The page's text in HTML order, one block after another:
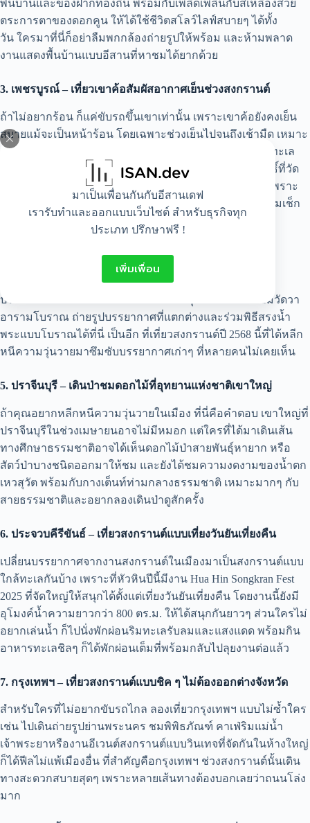
มาเป็นเพื่อนกันกับอีสานเดฟ
เรารับทำและออกแบบเว็บไซต์ สำหรับธุรกิจทุก
ประเภท ปรึกษาฟรี !
เพิ่มเพื่อน
พื้นบ้านและของฝากท้องถิ่น พร้อมกับเพลิดเพลินกับสีเหลืองสวย
ตระการตาของดอกคูน ให้ได้ใช้ชีวิตสโลว์ไลฟ์สบายๆ ได้ทั้ง
วัน ใครมาที่นี่ก็อย่าลืมพกกล้องถ่ายรูปให้พร้อม และห้ามพลาด
งานแสดงพื้นบ้านแบบอีสานที่หาชมได้ยากด้วย
3. เพชรบูรณ์ – เที่ยวเขาค้อสัมผัสอากาศเย็นช่วงสงกรานต์
ถ้าไม่อยากร้อน ก็แค่ขับรถขึ้นเขาเท่านั้น เพราะเขาค้อยังคงเย็น
สบายแม้จะเป็นหน้าร้อน โดยเฉพาะช่วงเย็นไปจนถึงเช้ามืด เหมาะ
สำหรับครอบครัวหรือคู่รักที่อยากพักผ่อนเงียบๆ ท่ามกลางทะเล
หมอกและวิวธรรมชาติ แถมยังได้กราบสักการะสิ่งศักดิ์สิทธิ์ที่วัด
พระธาตุผาซ่อนแก้ว แต่อาจต้องวางแผนการเดินทางให้ดี เพราะ
หยุดยาวแบบนี้อาจเต็มไปด้วยนักท่องเที่ยวได้ ที่สำคัญอย่าลืมเช็ก
4. สุโขทัย – สงกรานต์กรุงเก่าแบบย้อนยุค
สุโขทัยมีการจัดงาน สงกรานต์ย้อนยุค ในบริเวณอุทยาน
ประวัติศาสตร์ นักท่องเที่ยวสามารถแต่งชุดไทย เดินเล่นชมวัดวา
อารามโบราณ ถ่ายรูปบรรยากาศที่แตกต่างและร่วมพิธีสรงน้ำ
พระแบบโบราณได้ที่นี่ เป็นอีก ที่เที่ยวสงกรานต์ปี 2568 นี้ที่ได้หลีก
หนีความวุ่นวายมาซึมซับบรรยากาศเก่าๆ ที่หลายคนไม่เคยเห็น
5. ปราจีนบุรี – เดินป่าชมดอกไม้ที่อุทยานแห่งชาติเขาใหญ่
ถ้าคุณอยากหลีกหนีความวุ่นวายในเมือง ที่นี่คือคำตอบ เขาใหญ่ที่
ปราจีนบุรีในช่วงเมษายนอาจไม่มีหมอก แต่ใครที่ได้มาเดินเส้น
ทางศึกษาธรรมชาติอาจได้เห็นดอกไม้ป่าสายพันธุ์หายาก หรือ
สัตว์ป่าบางชนิดออกมาให้ชม และยังได้ชมความงดงามของน้ำตก
เหวสุวัต พร้อมกับกางเต็นท์ท่ามกลางธรรมชาติ เหมาะมากๆ กับ
สายธรรมชาติและอยากลองเดินป่าดูสักครั้ง
6. ประจวบคีรีขันธ์ – เที่ยวสงกรานต์แบบเที่ยงวันยันเที่ยงคืน
เปลี่ยนบรรยากาศจากงานสงกรานต์ในเมืองมาเป็นสงกรานต์แบบ
ใกล้ทะเลกันบ้าง เพราะที่หัวหินปีนี้มีงาน Hua Hin Songkran Fest
2025 ที่จัดใหญ่ให้สนุกได้ตั้งแต่เที่ยงวันยันเที่ยงคืน โดยงานนี้ยังมี
อุโมงค์น้ำความยาวกว่า 800 ตร.ม. ให้ได้สนุกกันยาวๆ ส่วนใครไม่
อยากเล่นน้ำ ก็ไปนั่งพักผ่อนริมทะเลรับลมและแสงแดด พร้อมกิน
อาหารทะเลชิลๆ ก็ได้พักผ่อนเต็มที่พร้อมกลับไปลุยงานต่อแล้ว
7. กรุงเทพฯ – เที่ยวสงกรานต์แบบชิค ๆ ไม่ต้องออกต่างจังหวัด
สำหรับใครที่ไม่อยากขับรถไกล ลองเที่ยวกรุงเทพฯ แบบไม่ซ้ำใคร
เช่น ไปเดินถ่ายรูปย่านพระนคร ชมพิพิธภัณฑ์ คาเฟ่ริมแม่น้ำ
เจ้าพระยาหรืองานอีเวนต์สงกรานต์แบบวินเทจที่จัดกันในห้างใหญ่
ก็ได้ฟีลไม่แพ้เมืองอื่น ที่สำคัญคือกรุงเทพฯ ช่วงสงกรานต์นั้นเดิน
ทางสะดวกสบายสุดๆ เพราะหลายเส้นทางต้องบอกเลยว่าถนนโล่ง
มาก